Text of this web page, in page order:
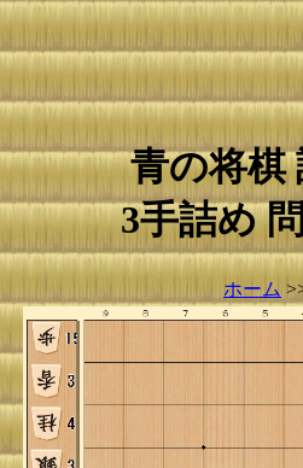
青の将棋
3手詰め
ホーム